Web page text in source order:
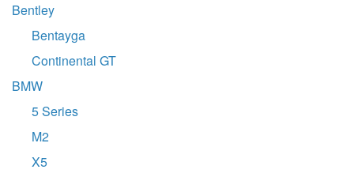
Bentley
Bentayga
Continental GT
BMW
5 Series
M2
X5